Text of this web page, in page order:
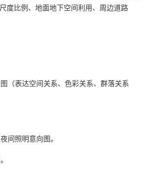
度比例、地面地下空间利用、周边道路
（表达空间关系、色彩关系、群落关系
间照明意向图。